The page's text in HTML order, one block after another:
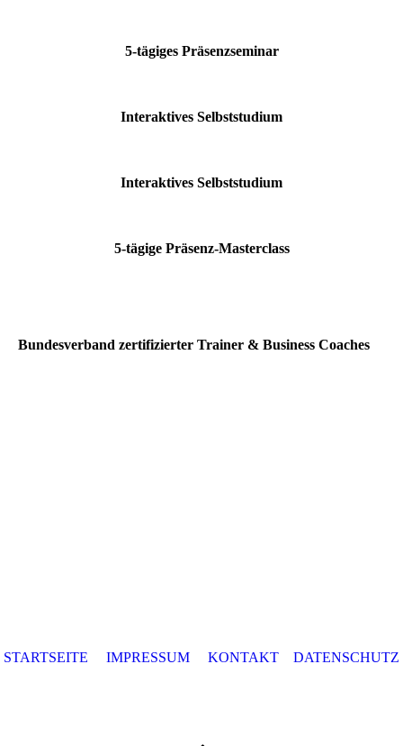
5-tägiges Präsenzseminar
Interaktives Selbststudium
Interaktives Selbststudium
5-tägige Präsenz-Masterclass
Bundesverband zertifizierter Trainer & Business Coaches
STARTSEITE IMPRESSUM KONTAKT DATENSCHUTZ